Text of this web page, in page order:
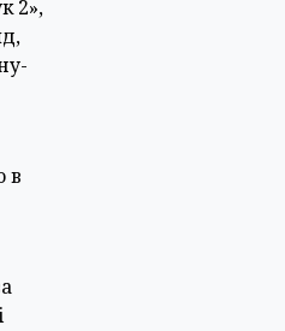
2»,
в